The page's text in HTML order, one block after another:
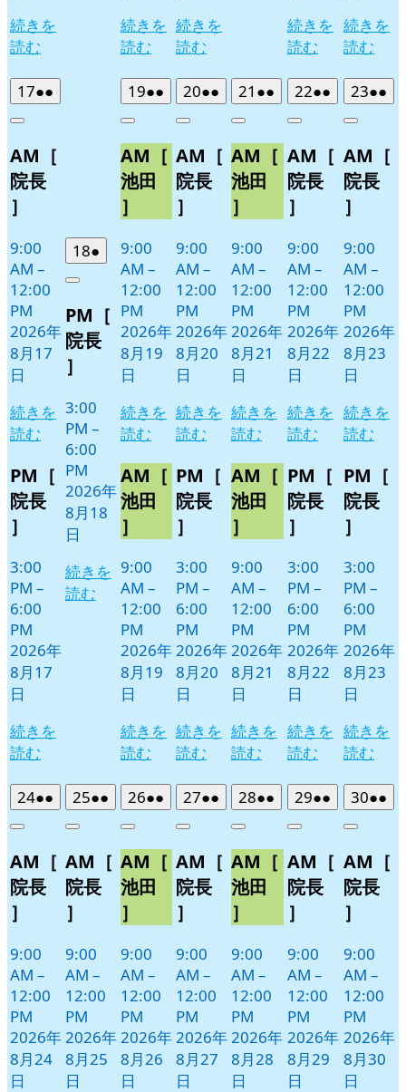
続きを
読む
続きを
読む
続きを
読む
続きを
読む
続きを
読む
172026
年
月
17
日
●●
件
イ
Close
AM［
院長
］
9:00
AM –
12:00
PM
2026年
8月17
日
続きを
読む
PM［
院長
］
3:00
PM –
6:00
PM
2026年
8月17
日
続きを
読む
182026
年
月
18
日
●
件
イ
ベ
Close
PM［
院長
］
3:00
PM –
6:00
PM
2026年
8月18
日
続きを
読む
192026
年
月
19
日
●●
件
イ
ベ
ト)
Close
AM［
池田
］
9:00
AM –
12:00
PM
2026年
8月19
日
続きを
読む
AM［
池田
］
9:00
AM –
12:00
PM
2026年
8月19
日
続きを
読む
202026
年
月
20
日
●●
件
イ
ベ
ト)
Close
AM［
院長
］
9:00
AM –
12:00
PM
2026年
8月20
日
続きを
読む
PM［
院長
］
3:00
PM –
6:00
PM
2026年
8月20
日
続きを
読む
21 2026
年
月
21
日
●●
件
イ
ベ
ト)
Close
AM［
池田
］
9:00
AM –
12:00
PM
2026年
8月21
日
続きを
読む
AM［
池田
］
9:00
AM –
12:00
PM
2026年
8月21
日
続きを
読む
222026
年
月
22
日
●●
件
イ
ベ
ト)
Close
AM［
院長
］
9:00
AM –
12:00
PM
2026年
8月22
日
続きを
読む
PM［
院長
］
3:00
PM –
6:00
PM
2026年
8月22
日
続きを
読む
232026
年
月
23
日
●●
件
イ
Close
AM［
院長
］
9:00
AM –
12:00
PM
2026年
8月23
日
続きを
読む
PM［
院長
］
3:00
PM –
6:00
PM
2026年
8月23
日
続きを
読む
242026
年
月
24
日
●●
件
イ
ベ
ト)
Close
AM［
院長
］
9:00
AM –
12:00
PM
2026年
8月24
日
252026
年
月
25
日
●●
件
イ
ベ
ト)
Close
AM［
院長
］
9:00
AM –
12:00
PM
2026年
8月25
日
262026
年
月
26
日
●●
件
イ
ベ
ト)
Close
AM［
池田
］
9:00
AM –
12:00
PM
2026年
8月26
日
272026
年
月
27
日
●●
件
イ
ベ
ト)
Close
AM［
院長
］
9:00
AM –
12:00
PM
2026年
8月27
日
282026
年
月
28
日
●●
件
イ
ベ
ト)
Close
AM［
池田
］
9:00
AM –
12:00
PM
2026年
8月28
日
292026
年
月
29
日
●●
件
イ
ベ
ト)
Close
AM［
院長
］
9:00
AM –
12:00
PM
2026年
8月29
日
302026
年
月
30
日
●●
件
イ
Close
AM［
院長
］
9:00
AM –
12:00
PM
2026年
8月30
日